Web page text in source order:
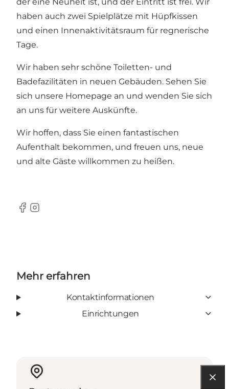
haben auch zwei Spielplätze mit Hüpfkissen
und einen Innenaktivitätsraum für regnerische
Tage.
Wir haben sehr schöne Toiletten- und
Badefazilitäten in neuen Gebäuden. Sehen Sie
sich unsere Homepage an und wenden Sie sich
an uns für weitere Auskünfte.
Wir hoffen, dass Sie einen fantastischen
Aufenthalt bekommen, und freuen uns, neue
und alte Gäste willkommen zu heißen.
Facebook
Instagram
Mehr erfahren
Kontaktinformationen
Einrichtungen